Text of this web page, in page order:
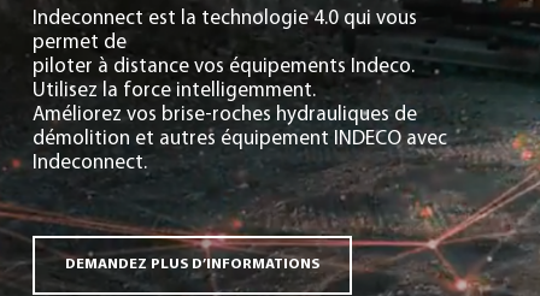
Indeconnect est la technologie 4.0 qui vous
permet de
piloter à distance vos équipements Indeco.
Utilisez la force intelligemment.
Améliorez vos brise-roches hydrauliques de
démolition et autres équipement INDECO avec
Indeconnect.
DEMANDEZ PLUS D’INFORMATIONS